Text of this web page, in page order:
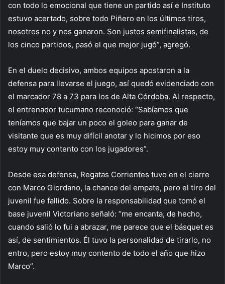
con todo lo emocional que tiene un partido así e Instituto
estuvo acertado, sobre todo Piñero en los últimos tiros,
nosotros no y nos ganaron. Son justos semifinalistas, de
los cinco partidos, pasó el que mejor jugó”, agregó.
En el duelo decisivo, ambos equipos apostaron a la
defensa para llevarse el juego, así quedó evidenciado con
el marcador 78 a 73 para los de Alta Córdoba. Al respecto,
el entrenador tucumano reconoció: “Sabíamos que
teníamos que bajar un poco el goleo para ganar de
visitante que es muy difícil anotar y lo hicimos por eso
estoy muy contento con los jugadores”.
Desde esa defensa, Regatas Corrientes tuvo en el cierre
con Marco Giordano, la chance del empate, pero el tiro del
juvenil fue fallido. Sobre la responsabilidad que tomó el
base juvenil Victoriano señaló: “me encanta, de hecho,
cuando salió lo fui a abrazar, me parece que el básquet es
así, de sentimientos. Él tuvo la personalidad de tirarlo, no
entro, pero estoy muy contento de todo el año que hizo
Marco”.